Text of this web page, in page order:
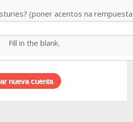
(poner acentos na
Fill in the blank.